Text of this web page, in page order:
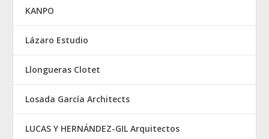
KANPO
Lázaro Estudio
Llongueras Clotet
Losada García Architects
LUCAS Y HERNÁNDEZ-GIL Arquitectos